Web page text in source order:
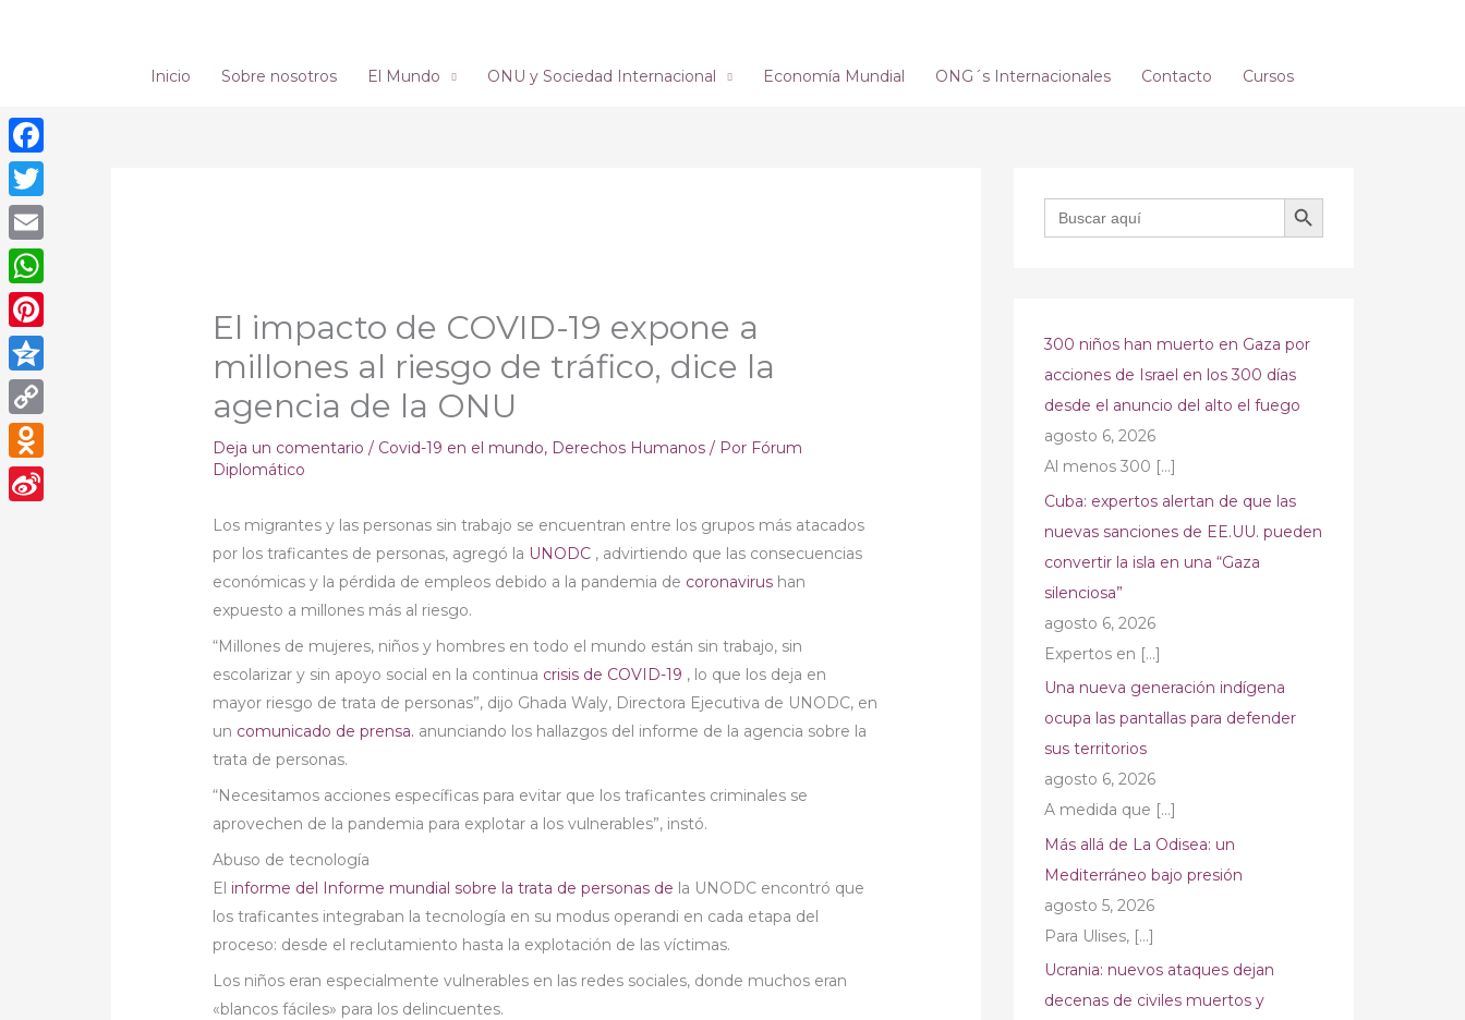
Inicio Sobre nosotros El Mundo ONU y Sociedad Internacional Economía Mundial ONG´s Internacionales Contacto Cursos
El impacto de COVID-19 expone a
millones al riesgo de tráfico, dice la
agencia de la ONU
Deja un comentario / Covid-19 en el mundo, Derechos Humanos / Por Fórum
Diplomático
Los migrantes y las personas sin trabajo se encuentran entre los grupos más atacados
por los traficantes de personas, agregó la UNODC , advirtiendo que las consecuencias
económicas y la pérdida de empleos debido a la pandemia de coronavirus han
expuesto a millones más al riesgo.
“Millones de mujeres, niños y hombres en todo el mundo están sin trabajo, sin
escolarizar y sin apoyo social en la continua crisis de COVID-19 , lo que los deja en
mayor riesgo de trata de personas”, dijo Ghada Waly, Directora Ejecutiva de UNODC, en
un comunicado de prensa. anunciando los hallazgos del informe de la agencia sobre la
trata de personas.
“Necesitamos acciones específicas para evitar que los traficantes criminales se
aprovechen de la pandemia para explotar a los vulnerables”, instó.
Abuso de tecnología
El informe del Informe mundial sobre la trata de personas de la UNODC encontró que
los traficantes integraban la tecnología en su modus operandi en cada etapa del
proceso: desde el reclutamiento hasta la explotación de las víctimas.
Los niños eran especialmente vulnerables en las redes sociales, donde muchos eran
«blancos fáciles» para los delincuentes.
Buscar: BOTÓN DE BÚSQUEDA
300 niños han muerto en Gaza por
acciones de Israel en los 300 días
desde el anuncio del alto el fuego
agosto 6, 2026
Al menos 300 […]
Cuba: expertos alertan de que las
nuevas sanciones de EE.UU. pueden
convertir la isla en una “Gaza
silenciosa”
agosto 6, 2026
Expertos en […]
Una nueva generación indígena
ocupa las pantallas para defender
sus territorios
agosto 6, 2026
A medida que […]
Más allá de La Odisea: un
Mediterráneo bajo presión
agosto 5, 2026
Para Ulises, […]
Ucrania: nuevos ataques dejan
decenas de civiles muertos y
Facebook
Twitter
Email
WhatsApp
Pinterest
Qzone
Copy
Link
Odnoklassniki